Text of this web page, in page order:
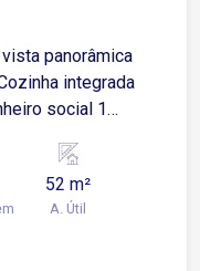
panorâmica
integrada
social 1
Almeida 5
Pannunzio
Rodovia
52 m²
A. Útil